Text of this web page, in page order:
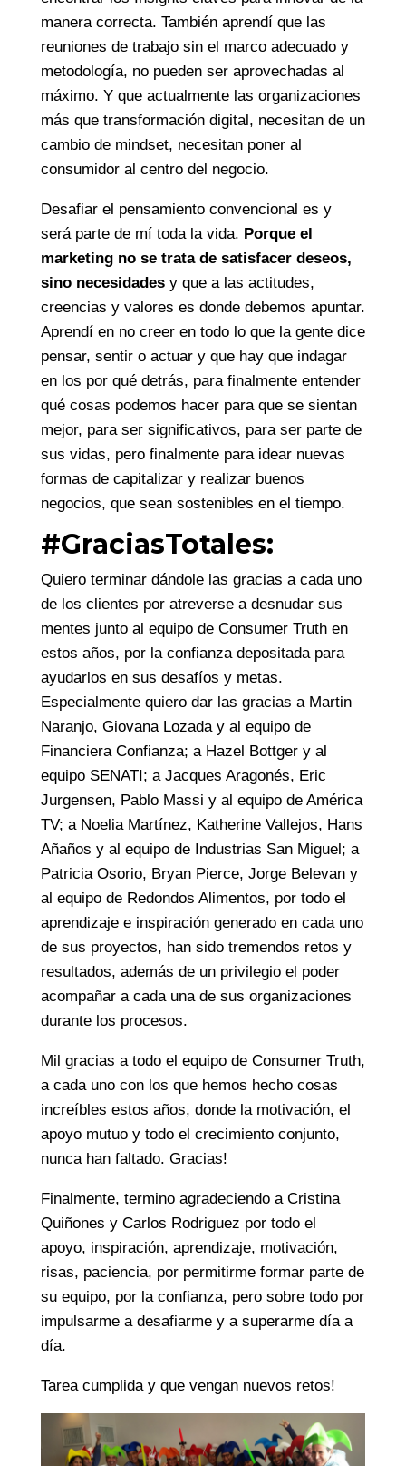
manera correcta. También aprendí que las
reuniones de trabajo sin el marco adecuado y
metodología, no pueden ser aprovechadas al
máximo. Y que actualmente las organizaciones
más que transformación digital, necesitan de un
cambio de mindset, necesitan poner al
consumidor al centro del negocio.
Desafiar el pensamiento convencional es y
será parte de mí toda la vida. Porque el
marketing no se trata de satisfacer deseos,
sino necesidadesy que a las actitudes,
creencias y valores es donde debemos apuntar.
Aprendí en no creer en todo lo que la gente dice
pensar, sentir o actuar y que hay que indagar
en los por qué detrás, para finalmente entender
qué cosas podemos hacer para que se sientan
mejor, para ser significativos, para ser parte de
sus vidas, pero finalmente para idear nuevas
formas de capitalizar y realizar buenos
negocios, que sean sostenibles en el tiempo.
#GraciasTotales:
Quiero terminar dándole las gracias a cada uno
de los clientes por atreverse a desnudar sus
mentes junto al equipo de Consumer Truth en
estos años, por la confianza depositada para
ayudarlos en sus desafíos y metas.
Especialmente quiero dar las gracias a Martin
Naranjo, Giovana Lozada y al equipo de
Financiera Confianza; a Hazel Bottger y al
equipo SENATI; a Jacques Aragonés, Eric
Jurgensen, Pablo Massi y al equipo de América
TV; a Noelia Martínez, Katherine Vallejos, Hans
Añaños y al equipo de Industrias San Miguel; a
Patricia Osorio, Bryan Pierce, Jorge Belevan y
al equipo de Redondos Alimentos, por todo el
aprendizaje e inspiración generado en cada uno
de sus proyectos, han sido tremendos retos y
resultados, además de un privilegio el poder
acompañar a cada una de sus organizaciones
durante los procesos.
Mil gracias a todo el equipo de Consumer Truth,
a cada uno con los que hemos hecho cosas
increíbles estos años, donde la motivación, el
apoyo mutuo y todo el crecimiento conjunto,
nunca han faltado. Gracias!
Finalmente, termino agradeciendo a Cristina
Quiñones y Carlos Rodriguez por todo el
apoyo, inspiración, aprendizaje, motivación,
risas, paciencia, por permitirme formar parte de
su equipo, por la confianza, pero sobre todo por
impulsarme a desafiarme y a superarme día a
día.
Tarea cumplida y que vengan nuevos retos!